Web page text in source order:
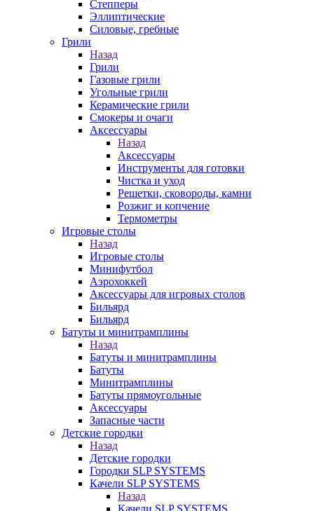
Степперы
Эллиптические
Силовые, гребные
Грили
Назад
Грили
Газовые грили
Угольные грили
Керамические грили
Смокеры и очаги
Аксессуары
Назад
Аксессуары
Инструменты для готовки
Чистка и уход
Решетки, сковороды, камни
Розжиг и копчение
Термометры
Игровые столы
Назад
Игровые столы
Минифутбол
Аэрохоккей
Аксессуары для игровых столов
Бильяpд
Бильяpд
Батуты и минитрамплины
Назад
Батуты и минитрамплины
Батуты
Минитрамплины
Батуты прямоугольные
Аксессуары
Запасные части
Детские городки
Назад
Детские городки
Городки SLP SYSTEMS
Качели SLP SYSTEMS
Назад
Качели SLP SYSTEMS